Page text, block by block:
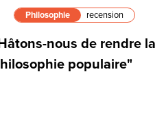
Philosophie recension
nous de rendre la
populaire"